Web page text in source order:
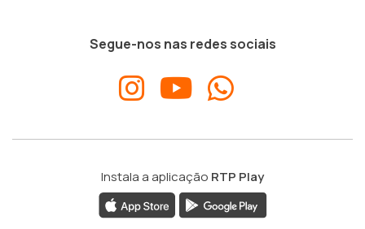
Segue-nos nas redes sociais
Instala a aplicação RTP Play